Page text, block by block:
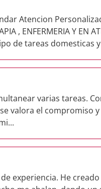
Atencion
, ENFERMERIA Y EN
de tareas domesticas
varias tareas.
valora el compromiso
experiencia. He creado